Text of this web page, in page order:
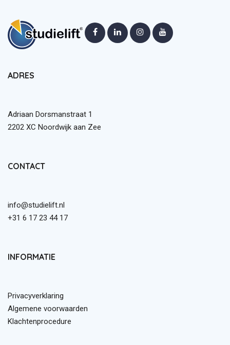
ADRES
Adriaan Dorsmanstraat 1
2202 XC Noordwijk aan Zee
CONTACT
info@studielift.nl
+31 6 17 23 44 17
INFORMATIE
Privacyverklaring
Algemene voorwaarden
Klachtenprocedure